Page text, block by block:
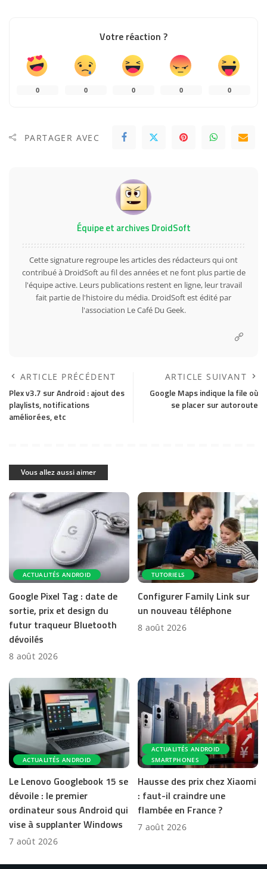
Votre réaction ?
0 0 0 0 0
PARTAGER AVEC
Équipe et archives DroidSoft
Cette signature regroupe les articles des rédacteurs qui ont
contribué à DroidSoft au fil des années et ne font plus partie de
l'équipe active. Leurs publications restent en ligne, leur travail
fait partie de l'histoire du média. DroidSoft est édité par
l'association Le Café Du Geek.
ARTICLE PRÉCÉDENT
Plex v3.7 sur Android : ajout des
playlists, notifications
améliorées, etc
ARTICLE SUIVANT
Google Maps indique la file où
se placer sur autoroute
Vous allez aussi aimer
ACTUALITÉS ANDROID
Google Pixel Tag : date de
sortie, prix et design du
futur traqueur Bluetooth
dévoilés
8 août 2026
TUTORIELS
Configurer Family Link sur
un nouveau téléphone
8 août 2026
ACTUALITÉS ANDROID
Le Lenovo Googlebook 15 se
dévoile : le premier
ordinateur sous Android qui
vise à supplanter Windows
7 août 2026
ACTUALITÉS ANDROID
SMARTPHONES
Hausse des prix chez Xiaomi
: faut-il craindre une
flambée en France ?
7 août 2026